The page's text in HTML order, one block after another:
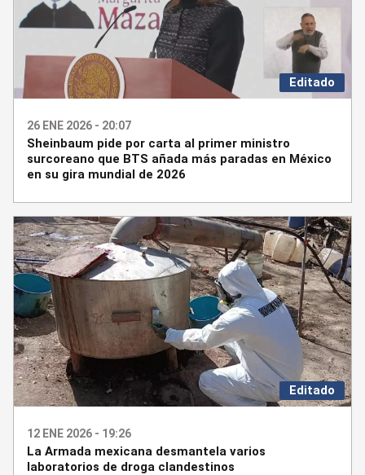
Editado
26 ENE 2026 - 20:07
Sheinbaum pide por carta al primer ministro
surcoreano que BTS añada más paradas en México
en su gira mundial de 2026
Editado
12 ENE 2026 - 19:26
La Armada mexicana desmantela varios
laboratorios de droga clandestinos